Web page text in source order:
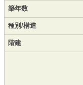
築年数
種別/構造
階建